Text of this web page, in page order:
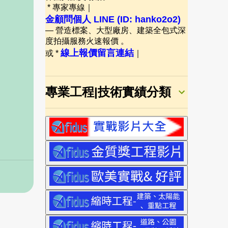
* 專家專線｜
金顧問個人 LINE (ID: hanko2o2)
— 營造標案、大型廠房、建築全包式深
度拍攝服務火速報價 。
或 * 線上報價留言連結｜
專業工程|技術實績分類